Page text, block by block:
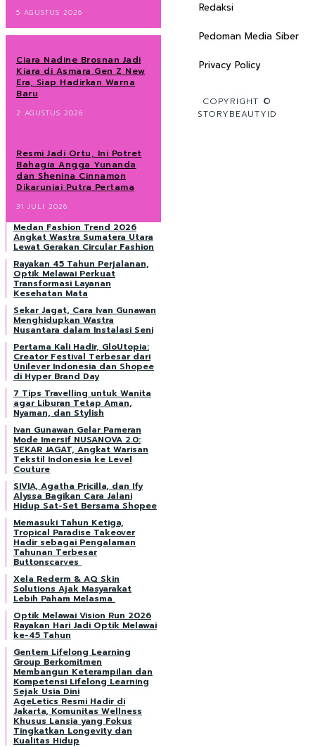
5 AGUSTUS 2026
Ciara Nadine Brosnan Jadi
Kiara di Asmara Gen Z New
Era, Siap Hadirkan Warna
Baru
2 AGUSTUS 2026
Resmi Jadi Ortu, Ini Potret
Bahagia Angga Yunanda
dan Shenina Cinnamon
Dikaruniai Putra Pertama
31 JULI 2026
Medan Fashion Trend 2026
Angkat Wastra Sumatera Utara
Lewat Gerakan Circular Fashion
Rayakan 45 Tahun Perjalanan,
Optik Melawai Perkuat
Transformasi Layanan
Kesehatan Mata
Sekar Jagat, Cara Ivan Gunawan
Menghidupkan Wastra
Nusantara dalam Instalasi Seni
Pertama Kali Hadir, GloUtopia:
Creator Festival Terbesar dari
Unilever Indonesia dan Shopee
di Hyper Brand Day
7 Tips Travelling untuk Wanita
agar Liburan Tetap Aman,
Nyaman, dan Stylish
Ivan Gunawan Gelar Pameran
Mode Imersif NUSANOVA 2.0:
SEKAR JAGAT, Angkat Warisan
Tekstil Indonesia ke Level
Couture
SIVIA, Agatha Pricilla, dan Ify
Alyssa Bagikan Cara Jalani
Hidup Sat-Set Bersama Shopee
Memasuki Tahun Ketiga,
Tropical Paradise Takeover
Hadir sebagai Pengalaman
Tahunan Terbesar
Buttonscarves
Xela Rederm & AQ Skin
Solutions Ajak Masyarakat
Lebih Paham Melasma
Optik Melawai Vision Run 2026
Rayakan Hari Jadi Optik Melawai
ke-45 Tahun
Gentem Lifelong Learning
Group Berkomitmen
Membangun Keterampilan dan
Kompetensi Lifelong Learning
Sejak Usia Dini
AgeLetics Resmi Hadir di
Jakarta, Komunitas Wellness
Khusus Lansia yang Fokus
Tingkatkan Longevity dan
Kualitas Hidup
Redaksi
Pedoman Media Siber
Privacy Policy
COPYRIGHT ©
STORYBEAUTYID